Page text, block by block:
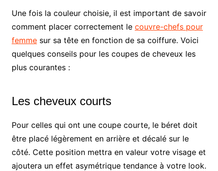
Une fois la couleur choisie, il est important de savoir
comment placer correctement le couvre-chefs pour
femmesur sa tête en fonction de sa coiffure. Voici
quelques conseils pour les coupes de cheveux les
plus courantes :
Les cheveux courts
Pour celles qui ont une coupe courte, le béret doit
être placé légèrement en arrière et décalé sur le
côté. Cette position mettra en valeur votre visage et
ajoutera un effet asymétrique tendance à votre look.